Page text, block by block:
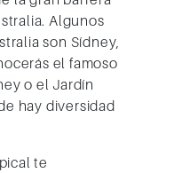
Algunos
son Sídney,
el famoso
o el Jardín
hay diversidad
te